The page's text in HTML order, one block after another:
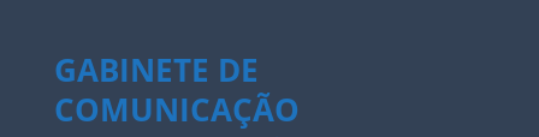
GABINETE DE
COMUNICAÇÃO